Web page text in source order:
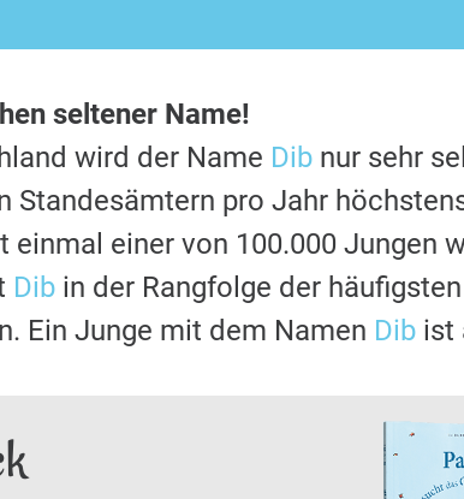
seltener Name!
wird der Name Dib nur sehr
Standesämtern pro Jahr
einmal einer von 100.000 Jungen
Dib in der Rangfolge der
Ein Junge mit dem Namen Dib ist